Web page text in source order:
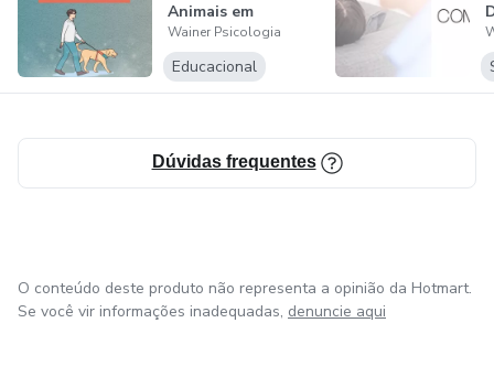
Animais em
Intervenções Ter...
Wainer Psicologia
Educacional
Dúvidas frequentes
O conteúdo deste produto não representa a opinião da Hotmart.
Se você vir informações inadequadas, denuncie aqui